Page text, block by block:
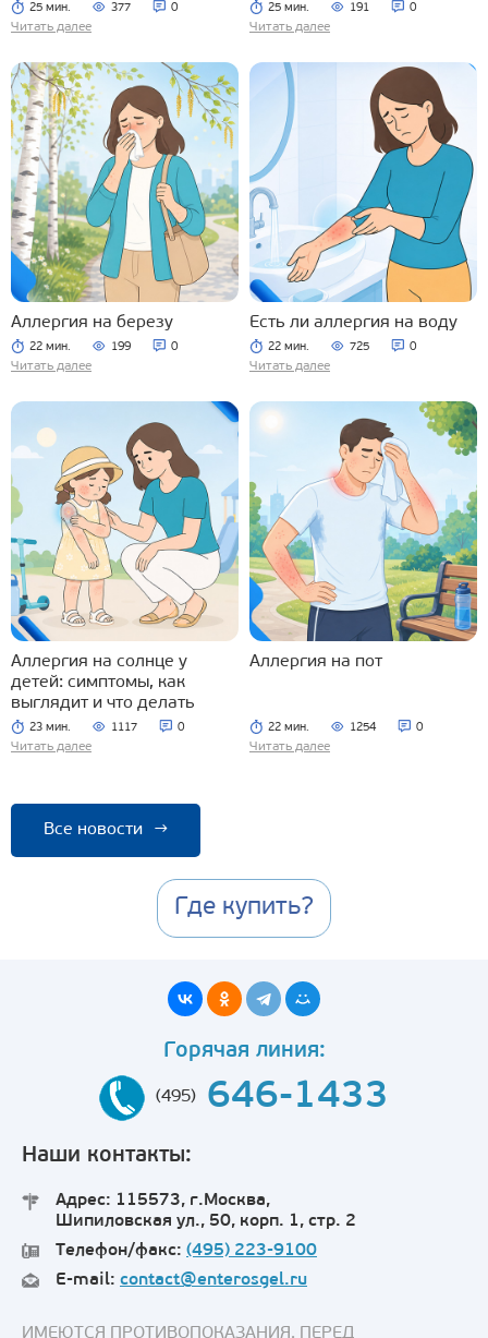
25 мин. 377 0
Читать далее
25 мин. 191 0
Читать далее
Аллергия на березу
22 мин. 199 0
Читать далее
Есть ли аллергия на воду
22 мин. 725 0
Читать далее
Аллергия на солнце у
детей: симптомы, как
выглядит и что делать
23 мин. 1117 0
Читать далее
Аллергия на пот
22 мин. 1254 0
Читать далее
Все новости →
Где купить?
Горячая линия:
(495) 646-1433
Наши контакты:
Адрес: 115573, г.Москва,
Шипиловская ул., 50, корп. 1, стр. 2
Телефон/факс: (495) 223-9100
E-mail: contact@enterosgel.ru
ИМЕЮТСЯ ПРОТИВОПОКАЗАНИЯ. ПЕРЕД